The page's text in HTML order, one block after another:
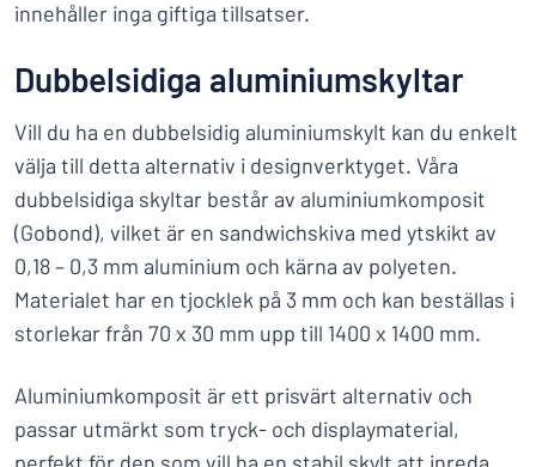
innehåller inga giftiga tillsatser.
Dubbelsidiga aluminiumskyltar
Vill du ha en dubbelsidig aluminiumskylt kan du enkelt
välja till detta alternativ i designverktyget. Våra
dubbelsidiga skyltar består av aluminiumkomposit
(Gobond), vilket är en sandwichskiva med ytskikt av
0,18 – 0,3 mm aluminium och kärna av polyeten.
Materialet har en tjocklek på 3 mm och kan beställas i
storlekar från 70 x 30 mm upp till 1400 x 1400 mm.
Aluminiumkomposit är ett prisvärt alternativ och
passar utmärkt som tryck- och displaymaterial,